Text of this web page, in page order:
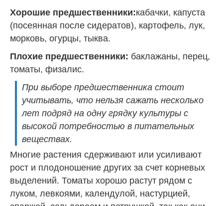
Хорошие предшественники:кабачки, капуста
(посеянная после сидератов), картофель, лук,
морковь, огурцы, тыква.
Плохие предшественники: баклажаны, перец,
томаты, физалис.
При выборе предшественника стоит
учитывать, что нельзя сажать несколько
лет подряд на одну грядку культуры с
высокой потребностью в питательных
веществах.
Многие растения сдерживают или усиливают
рост и плодоношение других за счет корневых
выделений. Томаты хорошо растут рядом с
луком, левкоями, календулой, настурцией,